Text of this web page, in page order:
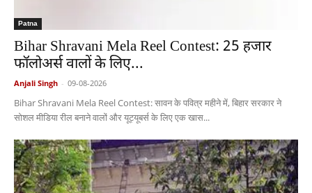
Patna
Bihar Shravani Mela Reel Contest: 25 हजार
फॉलोअर्स वालों के लिए...
Anjali Singh - 09-08-2026
Bihar Shravani Mela Reel Contest: सावन के पवित्र महीने में, बिहार सरकार ने
सोशल मीडिया रील बनाने वालों और यूट्यूबर्स के लिए एक खास...